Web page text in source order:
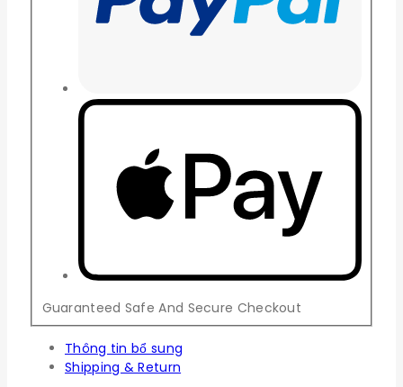
Guaranteed Safe And Secure Checkout
Thông tin bổ sung
Shipping & Return